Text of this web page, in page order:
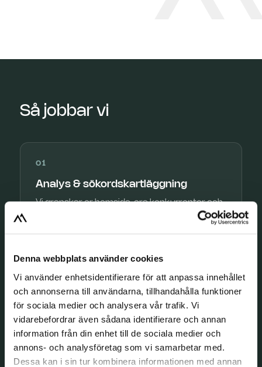
Denna webbplats använder cookies
Vi använder enhetsidentifierare för att anpassa innehållet
och annonserna till användarna, tillhandahålla funktioner
för sociala medier och analysera vår trafik. Vi
vidarebefordrar även sådana identifierare och annan
information från din enhet till de sociala medier och
annons- och analysföretag som vi samarbetar med.
Dessa kan i sin tur kombinera informationen med annan
Så jobbar vi
01
Analys & sökordskartläggning
Vi granskar er hemsida, era konkurrenter och
hur folk i Oskarshamn söker – och pekar ut
Strategi & plan
Vi bygger en tydlig SEO-plan med rätt sökord,
rätt prioriteringar och konkreta åtgärder som
är anpassade efter er bransch.